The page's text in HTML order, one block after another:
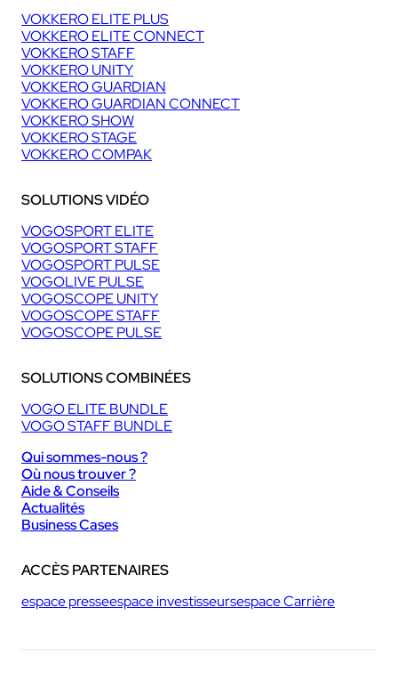
VOKKERO ELITE PLUS
VOKKERO ELITE CONNECT
VOKKERO STAFF
VOKKERO UNITY
VOKKERO GUARDIAN
VOKKERO GUARDIAN CONNECT
VOKKERO SHOW
VOKKERO STAGE
VOKKERO COMPAK
SOLUTIONS VIDÉO
VOGOSPORT ELITE
VOGOSPORT STAFF
VOGOSPORT PULSE
VOGOLIVE PULSE
VOGOSCOPE UNITY
VOGOSCOPE STAFF
VOGOSCOPE PULSE
SOLUTIONS COMBINÉES
VOGO ELITE BUNDLE
VOGO STAFF BUNDLE
Qui sommes-nous ?
Où nous trouver ?
Aide & Conseils
Actualités
Business Cases
ACCÈS PARTENAIRES
espace presseespace investisseursespace Carrière